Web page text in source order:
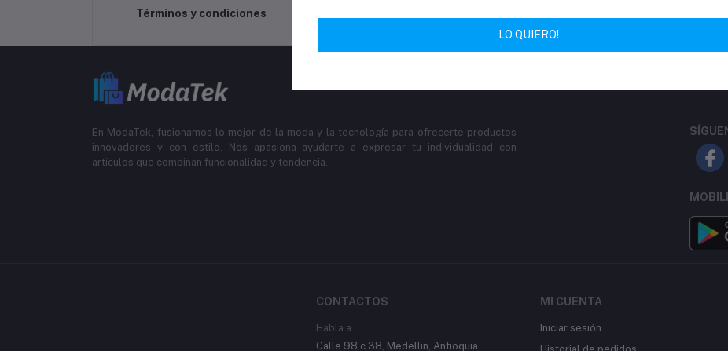
Términos y condiciones
En ModaTek, fusionamos lo mejor de la moda y la tecnología para ofrecerte productos
innovadores y con estilo. Nos apasiona ayudarte a expresar tu individualidad con
artículos que combinan funcionalidad y tendencia.
CONTACTOS
Habla a
Calle 98 c 38, Medellin, Antioquia
MI CUENTA
Iniciar sesión
LO QUIERO!